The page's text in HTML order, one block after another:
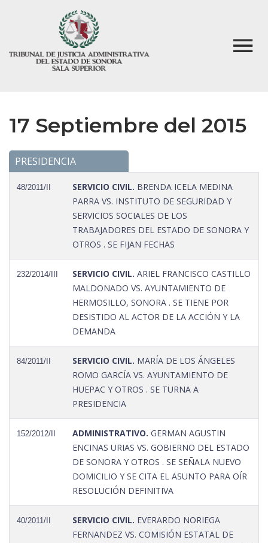
17 Septiembre del 2015
PRESIDENCIA
48/2011/II SERVICIO CIVIL. BRENDA ICELA MEDINA
PARRA VS. INSTITUTO DE SEGURIDAD Y
SERVICIOS SOCIALES DE LOS
TRABAJADORES DEL ESTADO DE SONORA Y
OTROS . SE FIJAN FECHAS
232/2014/III SERVICIO CIVIL. ARIEL FRANCISCO CASTILLO
MALDONADO VS. AYUNTAMIENTO DE
HERMOSILLO, SONORA . SE TIENE POR
DESISTIDO AL ACTOR DE LA ACCIÓN Y LA
DEMANDA
84/2011/II SERVICIO CIVIL. MARÍA DE LOS ÁNGELES
ROMO GARCÍA VS. AYUNTAMIENTO DE
HUEPAC Y OTROS . SE TURNA A
PRESIDENCIA
152/2012/II ADMINISTRATIVO. GERMAN AGUSTIN
ENCINAS URIAS VS. GOBIERNO DEL ESTADO
DE SONORA Y OTROS . SE SEÑALA NUEVO
DOMICILIO Y SE CITA EL ASUNTO PARA OÍR
RESOLUCIÓN DEFINITIVA
40/2011/II SERVICIO CIVIL. EVERARDO NORIEGA
FERNANDEZ VS. COMISIÓN ESTATAL DE